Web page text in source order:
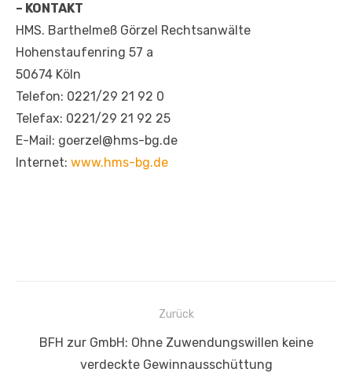
– KONTAKT
HMS. Barthelmeß Görzel Rechtsanwälte
Hohenstaufenring 57 a
50674 Köln
Telefon: 0221/29 21 92 0
Telefax: 0221/29 21 92 25
E-Mail: goerzel@hms-bg.de
Internet: www.hms-bg.de
Beitragsnavigation
Zurück
Vorheriger
BFH zur GmbH: Ohne Zuwendungswillen keine
verdeckte Gewinnausschüttung